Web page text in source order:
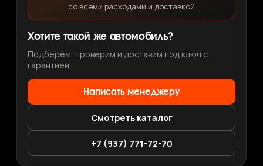
со всеми расходами и доставкой
Хотите такой же автомобиль?
Подберём, проверим и доставим под ключ с
гарантией.
Написать менеджеру
Смотреть каталог
+7 (937) 771-72-70